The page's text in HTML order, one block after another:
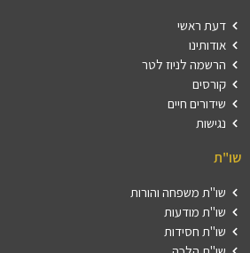
דעת ראשי
אודותינו
הרשמה לניוז לטר
קורסים
שידורים חיים
נגישות
שו"ת
שו"ת משפחה והורות
שו"ת מודעות
שו"ת חסידות